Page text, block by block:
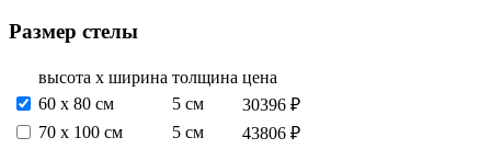
Размер стелы
высота х ширина толщина цена
60 х 80 см
5 см
30396 ₽
70 х 100 см
5 см
43806 ₽